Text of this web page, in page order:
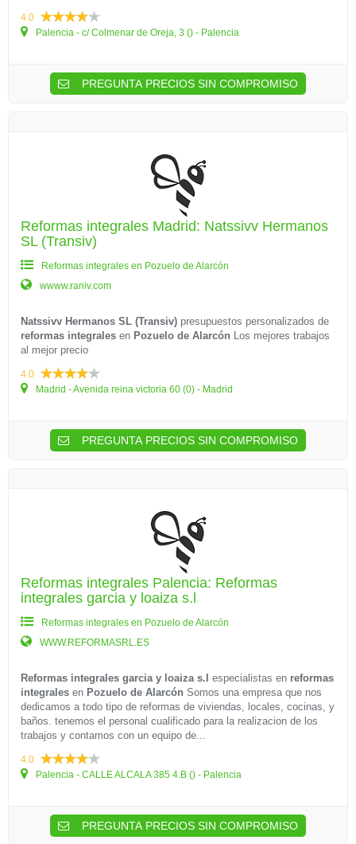
4.0
Palencia - c/ Colmenar de Oreja, 3 () - Palencia
PREGUNTA PRECIOS SIN COMPROMISO
Reformas integrales Madrid: Natssivv Hermanos
SL (Transiv)
Reformas integrales en Pozuelo de Alarcón
wwww.raniv.com
Natssivv Hermanos SL (Transiv) presupuestos personalizados de
reformas integrales en Pozuelo de Alarcón Los mejores trabajos
al mejor precio
4.0
Madrid - Avenida reina victoria 60 (0) - Madrid
PREGUNTA PRECIOS SIN COMPROMISO
Reformas integrales Palencia: Reformas
integrales garcia y loaiza s.l
Reformas integrales en Pozuelo de Alarcón
WWW.REFORMASRL.ES
Reformas integrales garcia y loaiza s.l especialistas en reformas
integrales en Pozuelo de Alarcón Somos una empresa que nos
dedicamos a todo tipo de reformas de viviendas, locales, cocinas, y
baños. tenemos el personal cualificado para la realizacion de los
trabajos y contamos con un equipo de...
4.0
Palencia - CALLE ALCALA 385 4.B () - Palencia
PREGUNTA PRECIOS SIN COMPROMISO